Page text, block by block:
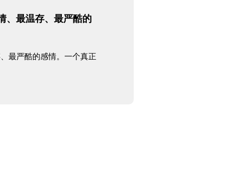
、最温存、最严酷的
最严酷的感情。一个真正